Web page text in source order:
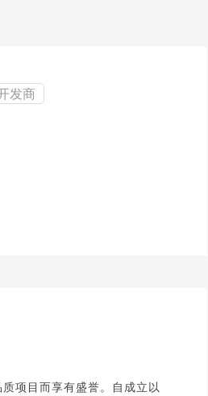
发商
项目而享有盛誉。自成立以